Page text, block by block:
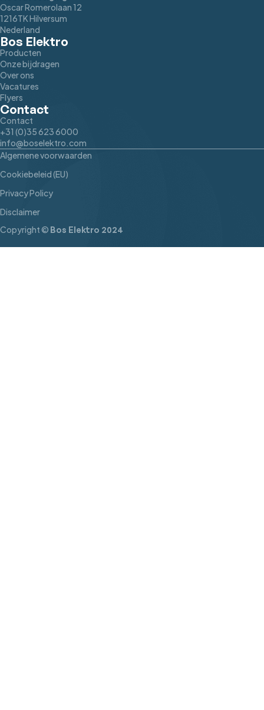
Oscar Romerolaan 12
1216TK Hilversum
Nederland
Bos Elektro
Producten
Onze bijdragen
Over ons
Vacatures
Flyers
Contact
Contact
+31 (0)35 623 6000
info@boselektro.com
Copyright © Bos Elektro 2024
Algemene voorwaarden
Cookiebeleid (EU)
Privacy Policy
Disclaimer